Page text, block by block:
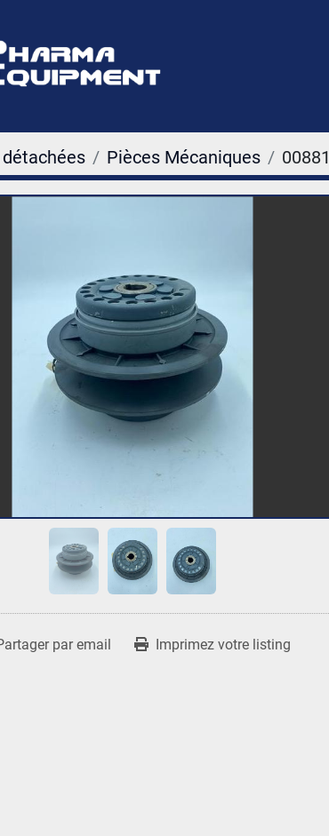
Pièces Mécaniques 00881
par email Imprimez votre listing